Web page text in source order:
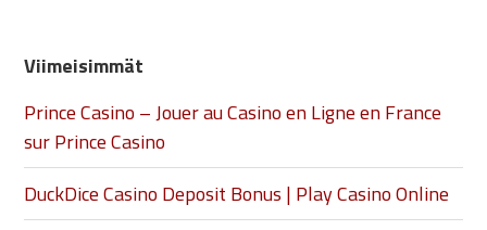
Viimeisimmät
Prince Casino – Jouer au Casino en Ligne en France
sur Prince Casino
DuckDice Casino Deposit Bonus | Play Casino Online